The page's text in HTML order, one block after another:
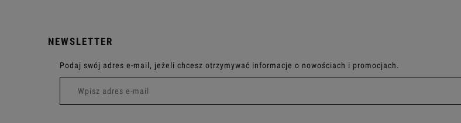
NEWSLETTER
Podaj swój adres e-mail, jeżeli chcesz otrzymywać informacje o nowościach i promocjach.